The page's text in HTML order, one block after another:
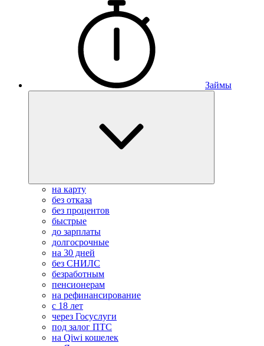
Займы
на карту
без отказа
без процентов
быстрые
до зарплаты
долгосрочные
на 30 дней
без СНИЛС
безработным
пенсионерам
на рефинансирование
с 18 лет
через Госуслуги
под залог ПТС
на Qiwi кошелек